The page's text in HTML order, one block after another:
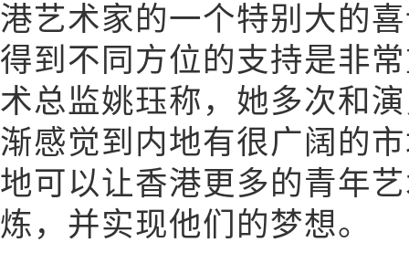
港艺术家的一个特别大的
得到不同方位的支持是非
术总监姚珏称，她多次和
渐感觉到内地有很广阔的
地可以让香港更多的青年
炼，并实现他们的梦想。